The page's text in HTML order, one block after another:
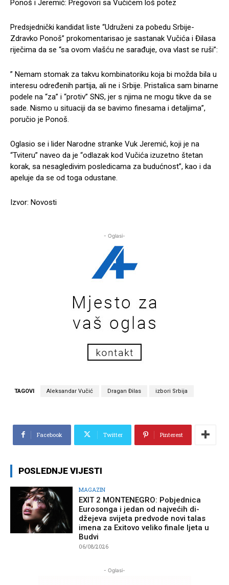
Ponoš i Jeremić: Pregovori sa Vučićem loš potez
Predsjednički kandidat liste “Udruženi za pobedu Srbije-
Zdravko Ponoš” prokomentarisao je sastanak Vučića i Đilasa
riječima da se “sa ovom vlašću ne sarađuje, ova vlast se ruši”:
” Nemam stomak za takvu kombinatoriku koja bi možda bila u
interesu određenih partija, ali ne i Srbije. Pristalica sam binarne
podele na “za” i “protiv” SNS, jer s njima ne mogu tikve da se
sade. Nismo u situaciji da se bavimo finesama i detaljima”,
poručio je Ponoš.
Oglasio se i lider Narodne stranke Vuk Jeremić, koji je na
“Tviteru” naveo da je “odlazak kod Vučića izuzetno štetan
korak, sa nesagledivim posledicama za budućnost”, kao i da
apeluje da se od toga odustane.
Izvor: Novosti
- Oglasi-
TAGOVI Aleksandar Vučić Dragan Đilas izbori Srbija
Facebook Twitter Pinterest
POSLEDNJE VIJESTI
MAGAZIN
EXIT 2 MONTENEGRO: Pobjednica
Eurosonga i jedan od najvećih di-
džejeva svijeta predvode novi talas
imena za Exitovo veliko finale ljeta u
Budvi
06/08/2026
- Oglasi-